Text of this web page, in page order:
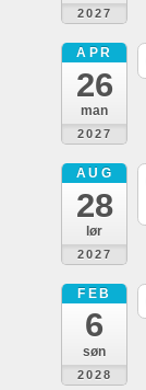
2027
APR
26
man
2027
AUG
28
lør
2027
FEB
6
søn
2028